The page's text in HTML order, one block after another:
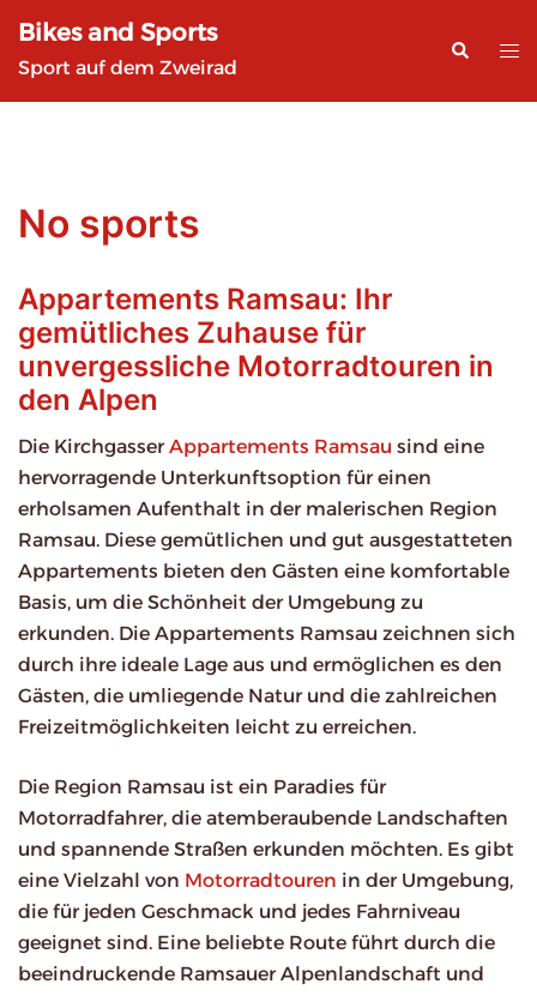
Inhalt
springen
Bikes and Sports
Sport auf dem Zweirad
Suche
No sports
Appartements Ramsau: Ihr
gemütliches Zuhause für
unvergessliche Motorradtouren in
den Alpen
Die KirchgasserAppartements Ramsau sind eine
hervorragende Unterkunftsoption für einen
erholsamen Aufenthalt in der malerischen Region
Ramsau. Diese gemütlichen und gut ausgestatteten
Appartements bieten den Gästen eine komfortable
Basis, um die Schönheit der Umgebung zu
erkunden. Die Appartements Ramsau zeichnen sich
durch ihre ideale Lage aus und ermöglichen es den
Gästen, die umliegende Natur und die zahlreichen
Freizeitmöglichkeiten leicht zu erreichen.
Die Region Ramsau ist ein Paradies für
Motorradfahrer, die atemberaubende Landschaften
und spannende Straßen erkunden möchten. Es gibt
eine Vielzahl von Motorradtouren in der Umgebung,
die für jeden Geschmack und jedes Fahrniveau
geeignet sind. Eine beliebte Route führt durch die
beeindruckende Ramsauer Alpenlandschaft und